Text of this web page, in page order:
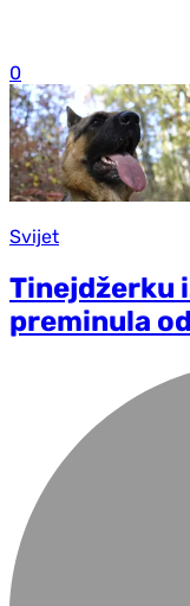
0
Svijet
Tinejdžerku
preminula